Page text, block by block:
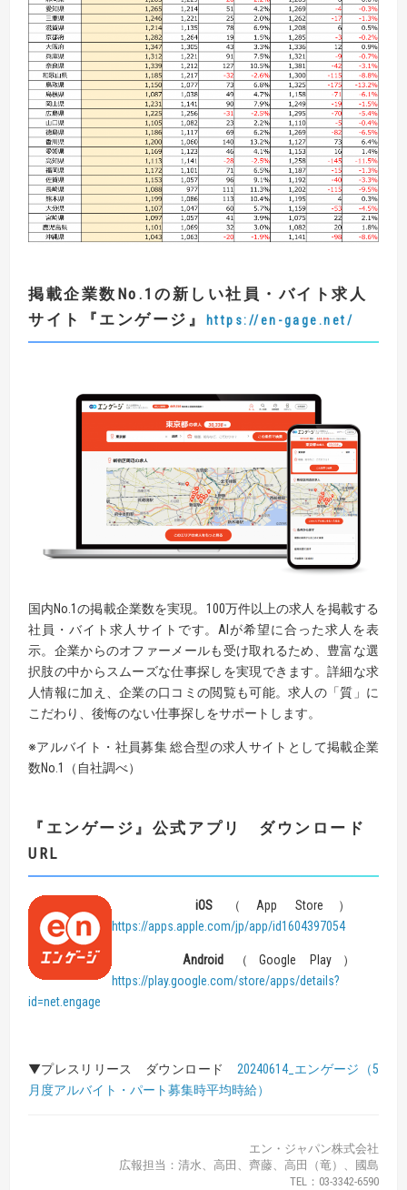
掲載企業数 No.1 の新しい社員・バイト求人
サイト
『 エンゲージ 』 https://en-gage.net/
国内No.1の掲載企業数を実現。100万件以上の求人を掲載する
社員・バイト求人サイトです。AIが希望に合った求人を表
示。企業からのオファーメールも受け取れるため、豊富な選
択肢の中からスムーズな仕事探しを実現できます。詳細な求
人情報に加え、企業の口コミの閲覧も可能。求人の「質」に
こだわり、後悔のない仕事探しをサポートします。
※アルバイト・社員募集 総合型の求人サイトとして掲載企業
数No.1（自社調べ）
『 エンゲージ 』 公式アプリ ダウンロード
URL
iOS （App Store）
https://apps.apple.com/jp/app/id1604397054
Android
（Google Play）
https://play.google.com/store/apps/details?
id=net.engage
▼プレスリリース ダウンロード 20240614_エンゲージ（5
月度アルバイト・パート募集時平均時給）
エン・ジャパン株式会社
広報担当：清水、高田、齊藤、高田（竜）、國島
TEL：03-3342-6590